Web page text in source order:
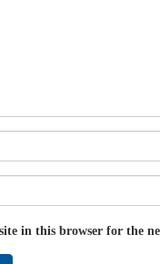
in this browser for the